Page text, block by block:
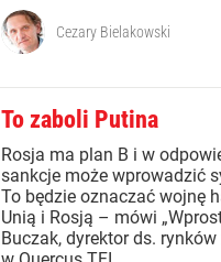
Cezary Bielakowski
To zaboli Putina
Rosja ma plan B i w
sankcje może wprowadzić
To będzie oznaczać wojnę
Unią i Rosją – mówi
Buczak, dyrektor ds.